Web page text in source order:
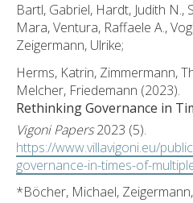
Bartl, Gabriel, Hardt, Judith N.,
Mara, Ventura, Raffaele A.,
Zeigermann, Ulrike;
Herms, Katrin, Zimmermann,
Melcher, Friedemann (2023).
Rethinking Governance in
Vigoni Papers2023 (5).
https://www.villavigoni.eu/
governance-in-times-of-
*Böcher, Michael,